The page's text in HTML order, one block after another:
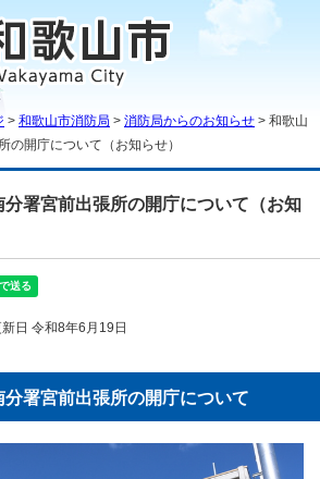
> 和歌山市消防局 > 消防局からのお知らせ > 和歌山
の開庁について（お知らせ）
署宮前出張所の開庁について（お知
日 令和8年6月19日
署宮前出張所の開庁について